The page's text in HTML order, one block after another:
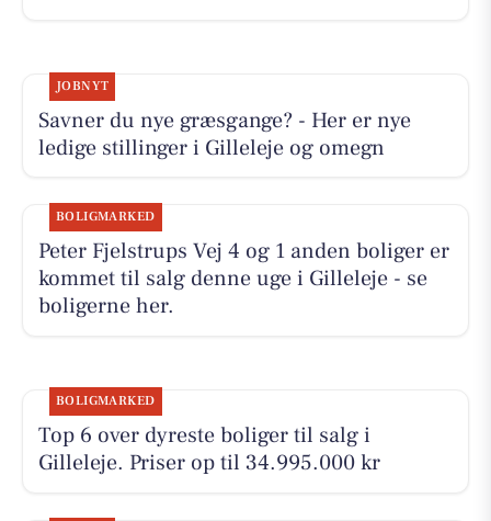
JOBNYT
Savner du nye græsgange? - Her er nye
ledige stillinger i Gilleleje og omegn
BOLIGMARKED
Peter Fjelstrups Vej 4 og 1 anden boliger er
kommet til salg denne uge i Gilleleje - se
boligerne her.
BOLIGMARKED
Top 6 over dyreste boliger til salg i
Gilleleje. Priser op til 34.995.000 kr